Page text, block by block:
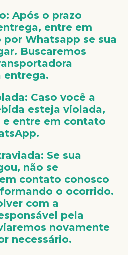
Após o prazo
entre em
Whatsapp se sua
Buscaremos
entrega.
Caso você a
esteja violada,
e entre em contato
Se sua
não se
contato conosco
o ocorrido.
com a
pela
novamente
necessário.